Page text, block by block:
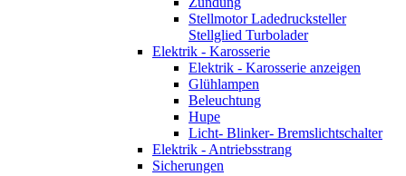
Stellmotor Ladedrucksteller
Stellglied Turbolader
Elektrik - Karosserie
Elektrik - Karosserie anzeigen
Glühlampen
Beleuchtung
Hupe
Licht- Blinker- Bremslichtschalter
Elektrik - Antriebsstrang
Sicherungen